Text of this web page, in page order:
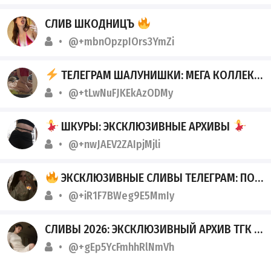
СЛИВ ШКОДНИЦЪ
@+mbnOpzpIOrs3YmZi
ТЕЛЕГРАМ ШАЛУНИШКИ: МЕГА КОЛЛЕКЦИЯ
@+tLwNuFJKEkAzODMy
ШКУРЫ: ЭКСКЛЮЗИВНЫЕ АРХИВЫ
@+nwJAEV2ZAIpjMjli
ЭКСКЛЮЗИВНЫЕ СЛИВЫ ТЕЛЕГРАМ: ПОЛНОЕ ПОГРУЖЕНИЕ В МИР ЗАПРЕТНЫХ УДОВОЛЬСТВИЙ
@+iR1F7BWeg9E5MmIy
СЛИВЫ 2026: ЭКСКЛЮЗИВНЫЙ АРХИВ ТГК
@+gEp5YcFmhhRlNmVh